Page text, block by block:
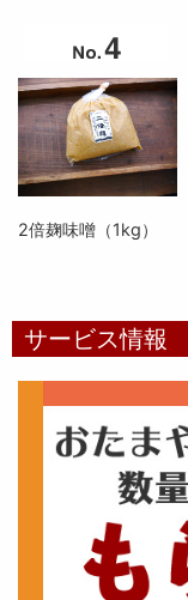
2倍麹味噌（1kg）
サービス情報